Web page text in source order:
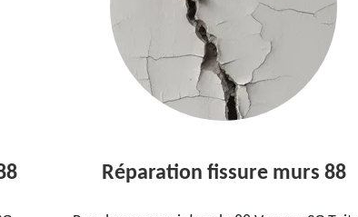
Réparation fissure murs 88